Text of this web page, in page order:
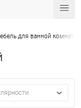
для ванной комнаты